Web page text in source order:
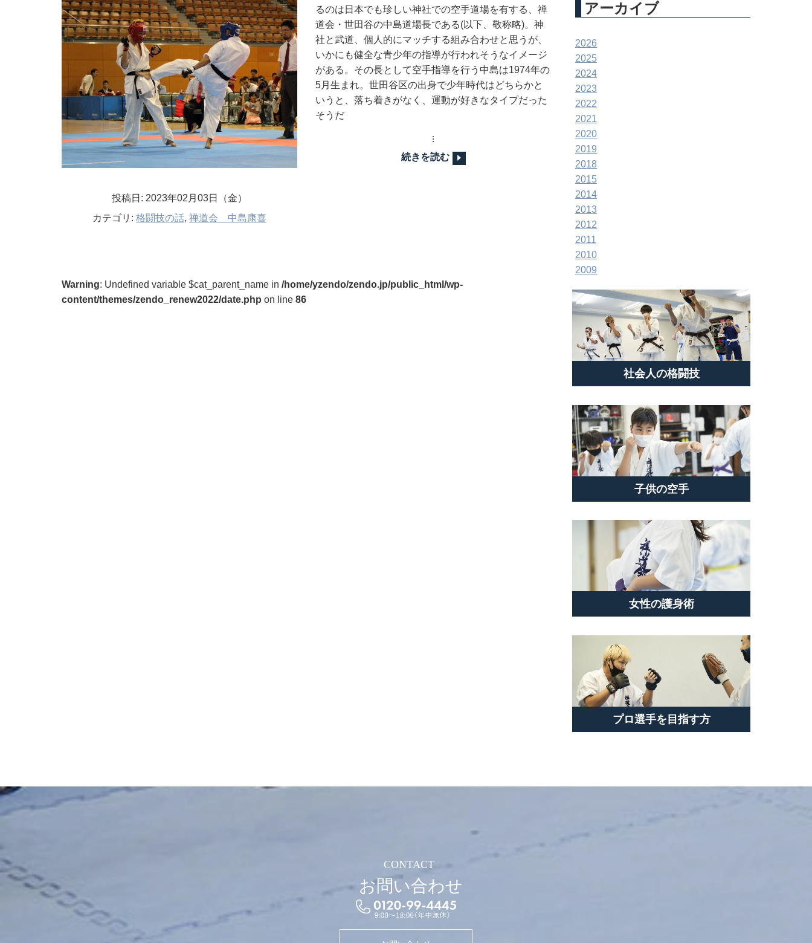
投稿日: 2023年02月03日（金）
カテゴリ: 格闘技の話, 禅道会 中島康喜
るのは日本でも珍しい神社での空手道場を有する、禅
道会・世田谷の中島道場長である(以下、敬称略)。神
社と武道、個人的にマッチする組み合わせと思うが、
いかにも健全な青少年の指導が行われそうなイメージ
がある。その長として空手指導を行う中島は1974年の
5月生まれ。世田谷区の出身で少年時代はどちらかと
いうと、落ち着きがなく、運動が好きなタイプだった
そうだ
続きを読む
Warning: Undefined variable $cat_parent_name in /home/yzendo/zendo.jp/public_html/wp-
content/themes/zendo_renew2022/date.php on line 86
アーカイブ
2026
2025
2024
2023
2022
2021
2020
2019
2018
2015
2014
2013
2012
2011
2010
2009
社会人の格闘技
子供の空手
女性の護身術
プロ選手を目指す方
CONTACT
お問い合わせ